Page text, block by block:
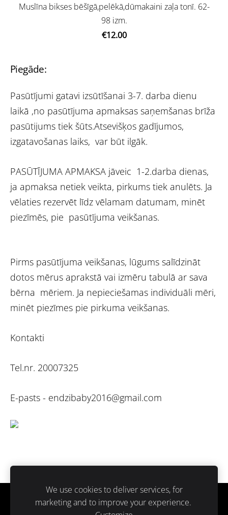
Piegāde:
Pasūtījumi gatavi izsūtīšanai 3-7. darba dienu
laikā ,no pasūtījuma apmaksas saņemšanas brīža
pasūtijums tiek šūts.Atsevišķos gadījumos,
izgatavošanas laiks, var būt ilgāk.
PASŪTĪJUMA APMAKSA jāveic 1-2.darba dienas,
ja apmaksa netiek veikta, pirkums tiek anulēts. Ja
vēlaties rezervēt līdz vēlamam datumam, minēt
piezīmēs, pie pasūtījuma veikšanas.
Pirms pasūtījuma veikšanas, lūgums salīdzināt
dotos mērus aprakstā vai izmēru tabulā ar sava
bērna mēriem. Ja nepieciešamas individuāli mēri,
minēt piezīmes pie pirkuma veikšanas.
Kontakti
Tel.nr. 20007325
E-pasts - endzibaby2016@gmail.com
Muslīna bikses bēšīgā,pelēkā,dūmakaini zaļa tonī. 62-
98 izm.
€12.00
Sīkdatnes
We use cookies to deliver services, for
marketing and to improve your experience.